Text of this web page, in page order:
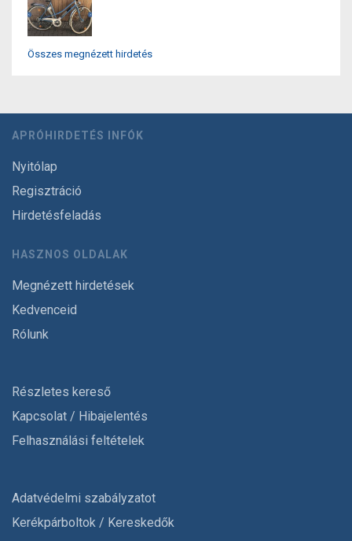
Összes megnézett hirdetés
APRÓHIRDETÉS INFÓK
Nyitólap
Regisztráció
Hirdetésfeladás
HASZNOS OLDALAK
Megnézett hirdetések
Kedvenceid
Rólunk
Részletes kereső
Kapcsolat / Hibajelentés
Felhasználási feltételek
Adatvédelmi szabályzatot
Kerékpárboltok / Kereskedők